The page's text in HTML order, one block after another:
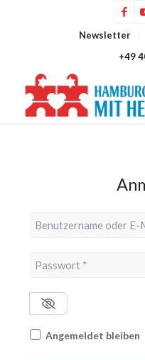
Newsletter
+49
Benutzername oder E-
Passwort *
Angemeldet bleiben